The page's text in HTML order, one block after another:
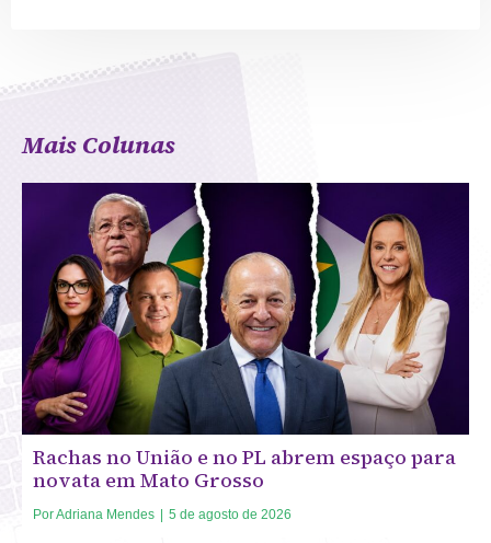
Mais Colunas
Rachas no União e no PL abrem espaço para
novata em Mato Grosso
PorAdriana Mendes 5 de agosto de 2026